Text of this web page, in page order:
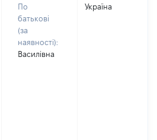
По
батькові
(за
наявності):
Василівна
Україна